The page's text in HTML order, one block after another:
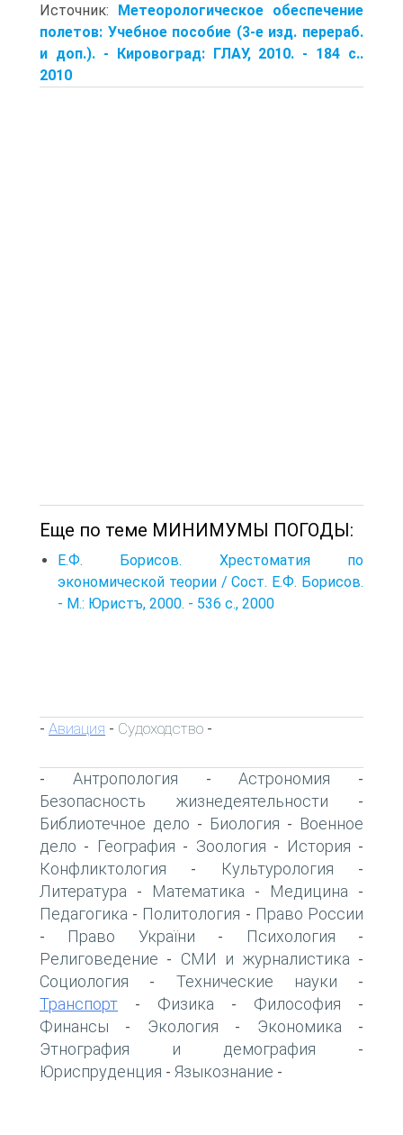
Источник: Метеорологическое обеспечение
полетов: Учебное пособие (3-е изд. перераб.
и доп.). - Кировоград: ГЛАУ, 2010. - 184 с..
2010
Еще по теме МИНИМУМЫ ПОГОДЫ:
Е.Ф. Борисов. Хрестоматия по
экономической теории / Сост. Е.Ф. Борисов.
- М.: Юристъ, 2000. - 536 с., 2000
- Авиация - Судоходство -
- Антропология -Астрономия -
Безопасность жизнедеятельности -
Библиотечное дело - Биология - Военное
дело - География - Зоология - История -
Конфликтология - Культурология -
Литература - Математика - Медицина -
Педагогика - Политология - Право России
- Право України - Психология -
Религоведение - СМИ и журналистика -
Социология - Технические науки -
Транспорт - Физика - Философия -
Финансы - Экология - Экономика -
Этнография и демография -
Юриспруденция - Языкознание -